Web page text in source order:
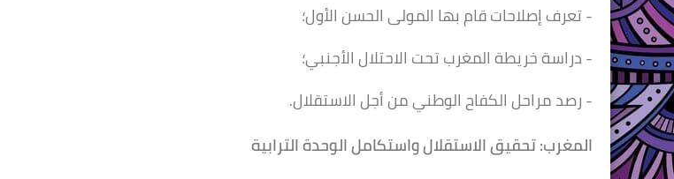
- تعرف إصلاحات قام بها المولى الحسن الأول؛
- دراسة خريطة المغرب تحت الاحتلال الأجنبي؛
- رصد مراحل الكفاح الوطني من أجل الاستقلال.
المغرب: تحقيق الاستقلالواستكامل الوحدة الترابية